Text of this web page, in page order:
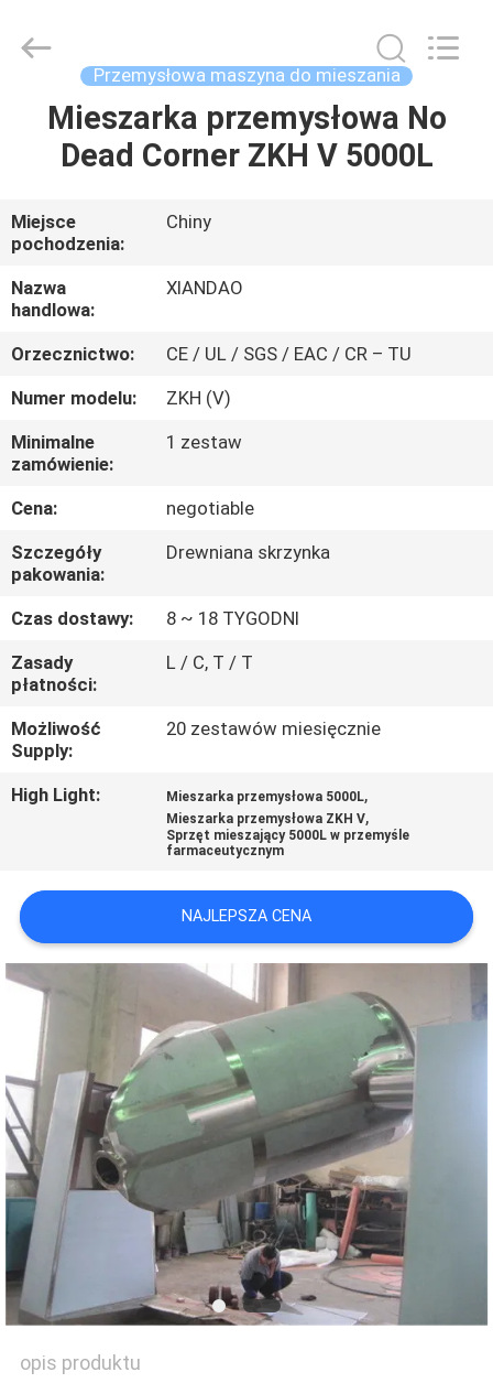
DOM
O
NAS
WYCIECZKA
PO
FABRYCE
KONTROLA
JAKOŚCI
SKONTAKTUJ
SIĘ
Z
NAMI
AKTUALNOŚCI
O
WYCENĘ
SITEMAP
PRIVACY
POLICY
Technology
Przemysłowa maszyna do mieszania
Mieszarka przemysłowa No
Dead Corner ZKH V 5000L
Miejsce
pochodzenia:
Chiny
Nazwa
handlowa:
XIANDAO
Orzecznictwo:
CE / UL / SGS / EAC / CR – TU
Numer modelu:
ZKH (V)
Minimalne
zamówienie:
1 zestaw
Cena:
negotiable
Szczegóły
pakowania:
Drewniana skrzynka
Czas dostawy:
8 ~ 18 TYGODNI
Zasady
płatności:
L / C, T / T
Możliwość
Supply:
20 zestawów miesięcznie
High Light: Mieszarka przemysłowa 5000L,
Mieszarka przemysłowa ZKH V,
Sprzęt mieszający 5000L w przemyśle
farmaceutycznym
NAJLEPSZA CENA
opis produktu